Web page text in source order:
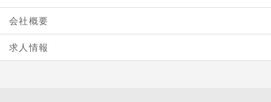
会社概要
求人情報